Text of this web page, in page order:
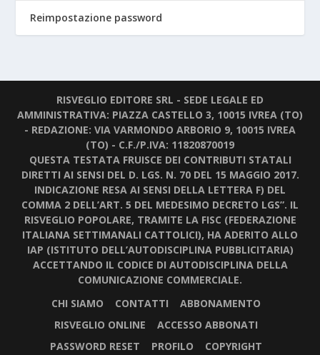
Reimpostazione password
RISVEGLIO EDITORE SRL - SEDE LEGALE ED
AMMINISTRATIVA: PIAZZA CASTELLO 3, 10015 IVREA (TO)
- REDAZIONE: VIA VARMONDO ARBORIO 9, 10015 IVREA
(TO) - C.F./P.IVA: 11820870019
QUESTA TESTATA FRUISCE DEI CONTRIBUTI STATALI
DIRETTI AI SENSI DEL D. LGS. N. 70 DEL 15 MAGGIO 2017.
INDICAZIONE RESA AI SENSI DELLA LETTERA F) DEL
COMMA 2 DELL’ART. 5 DEL MEDESIMO DECRETO LGS”. IL
RISVEGLIO POPOLARE, TRAMITE LA FISC (FEDERAZIONE
ITALIANA SETTIMANALI CATTOLICI), HA ADERITO ALLO
IAP (ISTITUTO DELL’AUTODISCIPLINA PUBBLICITARIA)
ACCETTANDO IL CODICE DI AUTODISCIPLINA DELLA
COMUNICAZIONE COMMERCIALE.
CHI SIAMO
CONTATTI
ABBONAMENTO
RISVEGLIO ONLINE
ACCESSO ABBONATI
PASSWORD RESET
PROFILO COPYRIGHT